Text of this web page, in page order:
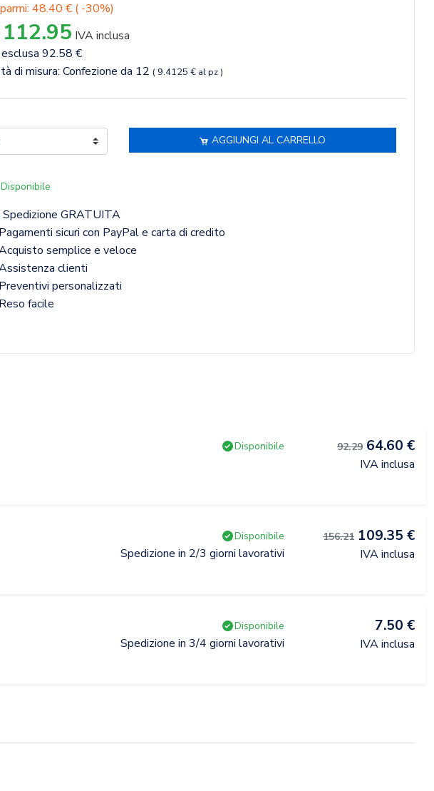
48.40 € ( -30%)
IVA inclusa
esclusa 92.58 €
di misura: Confezione da 12 ( 9.4125 € al pz )
AGGIUNGI AL CARRELLO
Disponibile
Spedizione GRATUITA
Pagamenti sicuri con PayPal e carta di credito
semplice e veloce
clienti
Preventivi personalizzati
Reso facile
Disponibile 92.2964.60 €
IVA inclusa
Disponibile
Spedizione in 2/3 giorni lavorativi
156.21109.35 €
IVA inclusa
Disponibile
Spedizione in 3/4 giorni lavorativi
7.50 €
IVA inclusa